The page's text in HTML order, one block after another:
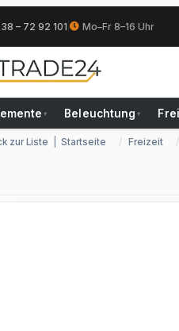
– 72 92 101 Mo–Fr 8–16 Uhr
▾ Beleuchtung ▾
zur Liste Startseite Freizeit